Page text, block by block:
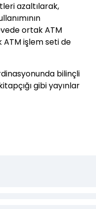
azaltılarak,
ortak ATM
ATM işlem seti de
bilinçli
gibi yayınlar